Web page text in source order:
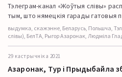
Тэлеграм-канал «Жоўтыя слівы»
тым, што нямецкія гарады гатовыя
выдумка, скажэнне, Беларусь, Польшча,
слівы), БелТА, Рыгор Азаронак, Людміла
29 кастрычніка 2021
Азаронак, Тур і Прыдыбайла